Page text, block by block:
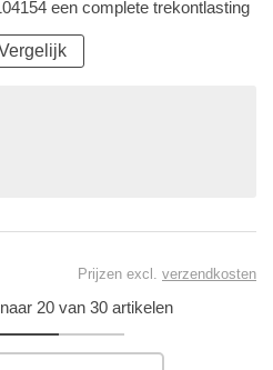
een complete trekontlasting
Prijzen excl. verzendkosten
20 van 30 artikelen